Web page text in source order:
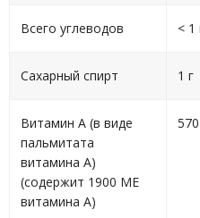
Всего углеводов < 1
Сахарный спирт 1 г
Витамин A (в виде
пальмитата
витамина A)
(содержит 1900 МЕ
витамина A)